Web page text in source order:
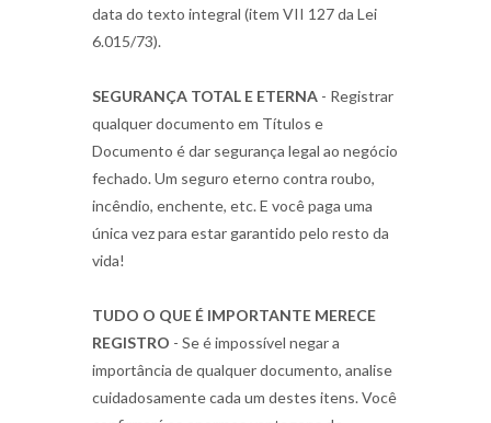
data do texto integral (item VII 127 da Lei
6.015/73).
SEGURANÇA TOTAL E ETERNA - Registrar
qualquer documento em Títulos e
Documento é dar segurança legal ao negócio
fechado. Um seguro eterno contra roubo,
incêndio, enchente, etc. E você paga uma
única vez para estar garantido pelo resto da
vida!
TUDO O QUE É IMPORTANTE MERECE
REGISTRO - Se é impossível negar a
importância de qualquer documento, analise
cuidadosamente cada um destes itens. Você